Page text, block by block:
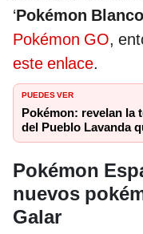
‘Pokémon
Pokémon GO,
este enlace.
PUEDES VER
Pokémon: revelan la
del Pueblo Lavanda
Pokémon
nuevos
Galar